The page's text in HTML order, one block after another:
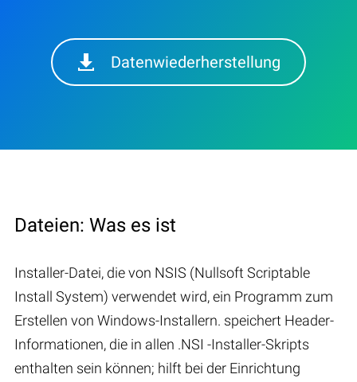
Datenwiederherstellung
Dateien: Was es ist
Installer-Datei, die von NSIS (Nullsoft Scriptable
Install System) verwendet wird, ein Programm zum
Erstellen von Windows-Installern. speichert Header-
Informationen, die in allen .NSI -Installer-Skripts
enthalten sein können; hilft bei der Einrichtung